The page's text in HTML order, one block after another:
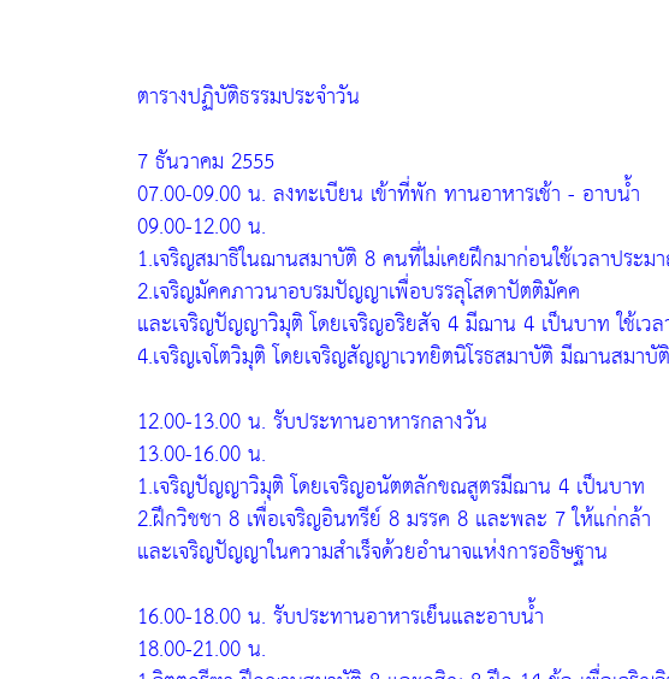
ตารางปฏิบัติธรรมประจำวัน
7 ธันวาคม 2555
07.00-09.00 น. ลงทะเบียน เข้าที่พัก ทานอาหารเช้า - อาบน้ำ
09.00-12.00 น.
1.เจริญสมาธิในฌานสมาบัติ 8 คนที่ไม่เคยฝึกมาก่อนใช้เวลาปร
2.เจริญมัคคภาวนาอบรมปัญญาเพื่อบรรลุโสดาปัตติมัคค
และเจริญปัญญาวิมุติ โดยเจริญอริยสัจ 4 มีฌาน 4 เป็นบาท ใช้เว
4.เจริญเจโตวิมุติ โดยเจริญสัญญาเวทยิตนิโรธสมาบัติ มีฌานสมา
12.00-13.00 น. รับประทานอาหารกลางวัน
13.00-16.00 น.
1.เจริญปัญญาวิมุติ โดยเจริญอนัตตลักขณสูตรมีฌาน 4 เป็นบาท
2.ฝึกวิชชา 8 เพื่อเจริญอินทรีย์ 8 มรรค 8 และพละ 7 ให้แก่กล้า
และเจริญปัญญาในความสำเร็จด้วยอำนาจแห่งการอธิษฐาน
16.00-18.00 น. รับประทานอาหารเย็นและอาบน้ำ
18.00-21.00 น.